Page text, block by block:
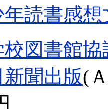
読書感
図書館協
聞出版(